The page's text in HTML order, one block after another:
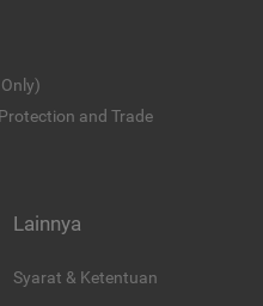
and Trade
Lainnya
Syarat & Ketentuan